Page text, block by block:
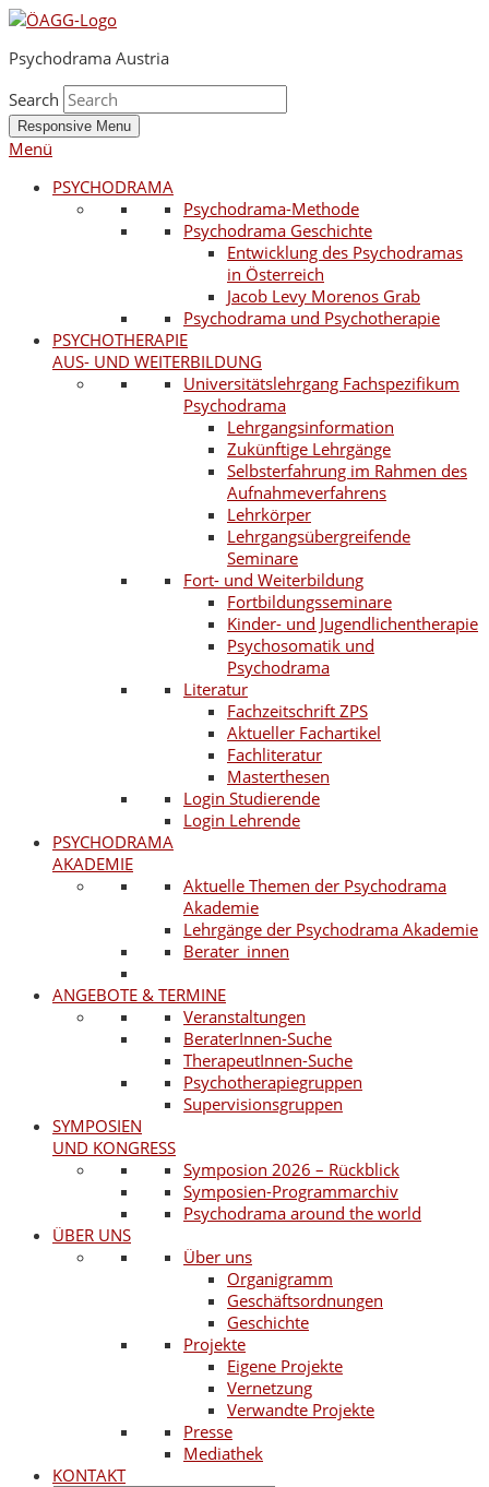
Psychodrama Austria
Search
Responsive Menu
Menü
PSYCHODRAMA
Psychodrama-Methode
Psychodrama Geschichte
Entwicklung des Psychodramas
in Österreich
Jacob Levy Morenos Grab
Psychodrama und Psychotherapie
PSYCHOTHERAPIE
AUS- UND WEITERBILDUNG
Universitätslehrgang Fachspezifikum
Psychodrama
Lehrgangsinformation
Zukünftige Lehrgänge
Selbsterfahrung im Rahmen des
Aufnahmeverfahrens
Lehrkörper
Lehrgangsübergreifende
Seminare
Fort- und Weiterbildung
Fortbildungsseminare
Kinder- und Jugendlichentherapie
Psychosomatik und
Psychodrama
Literatur
Fachzeitschrift ZPS
Aktueller Fachartikel
Fachliteratur
Masterthesen
Login Studierende
Login Lehrende
PSYCHODRAMA
AKADEMIE
Aktuelle Themen der Psychodrama
Akademie
Lehrgänge der Psychodrama Akademie
Berater_innen
ANGEBOTE & TERMINE
Veranstaltungen
BeraterInnen-Suche
TherapeutInnen-Suche
Psychotherapiegruppen
Supervisionsgruppen
SYMPOSIEN
UND KONGRESS
Symposion 2026 – Rückblick
Symposien-Programmarchiv
Psychodrama around the world
ÜBER UNS
Über uns
Organigramm
Geschäftsordnungen
Geschichte
Projekte
Eigene Projekte
Vernetzung
Verwandte Projekte
Presse
Mediathek
KONTAKT